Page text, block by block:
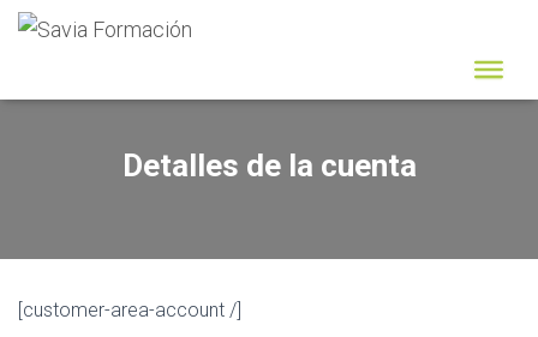
Detalles de la cuenta
[customer-area-account /]